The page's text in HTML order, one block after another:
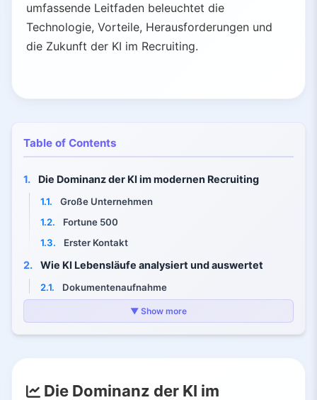
umfassende Leitfaden beleuchtet die
Technologie, Vorteile, Herausforderungen und
die Zukunft der KI im Recruiting.
Table of Contents
1. Die Dominanz der KI im modernen Recruiting
1.1.
Große Unternehmen
1.2.
Fortune 500
1.3.
Erster Kontakt
2. Wie KI Lebensläufe analysiert und auswertet
2.1.
Dokumentenaufnahme
Abschnittserkennung
3.1. Der Bewertungsprozess der Fähigkeiten
▼ Show more
Die Dominanz der KI im